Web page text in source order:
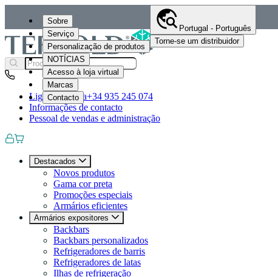
Sobre
Serviço
Personalização de produtos
NOTÍCIAS
Acesso à loja virtual
Marcas
Contacto
Portugal - Português
Torne-se um distribuidor
Ligue-nos para+34 935 245 074
Informações de contacto
Pessoal de vendas e administração
Destacados
Novos produtos
Gama cor preta
Promoções especiais
Armários eficientes
Armários expositores
Backbars
Backbars personalizados
Refrigeradores de barris
Refrigeradores de latas
Ilhas de refrigeração